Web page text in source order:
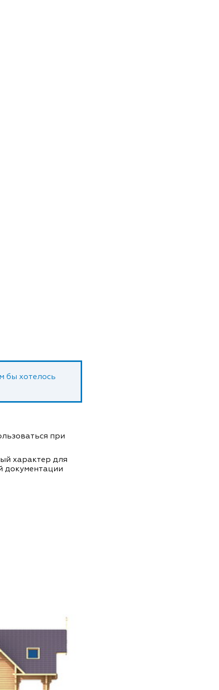
бы хотелось
при
характер для
документации